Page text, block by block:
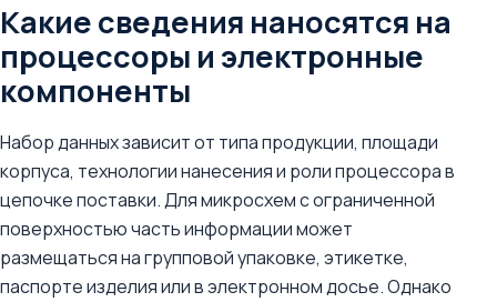
Какие сведения наносятся на
процессоры и электронные
компоненты
Набор данных зависит от типа продукции, площади
корпуса, технологии нанесения и роли процессора в
цепочке поставки. Для микросхем с ограниченной
поверхностью часть информации может
размещаться на групповой упаковке, этикетке,
паспорте изделия или в электронном досье. Однако